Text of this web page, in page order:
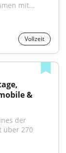
mit...
Vollzeit
&
der